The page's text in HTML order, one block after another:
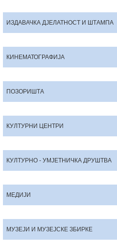
ИЗДАВАЧКА ДЈЕЛАТНОСТ И ШТАМПА
КИНЕМАТОГРАФИЈА
ПОЗОРИШТА
КУЛТУРНИ ЦЕНТРИ
КУЛТУРНО - УМЈЕТНИЧКА ДРУШТВА
МЕДИЈИ
МУЗЕЈИ И МУЗЕЈСКЕ ЗБИРКЕ